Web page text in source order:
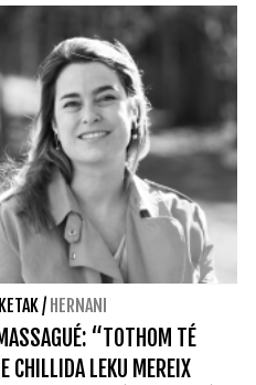
/ HERNANI
“TOTHOM TÉ
CHILLIDA LEKU MEREIX